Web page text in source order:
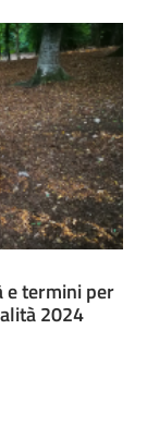
e termini per
2024